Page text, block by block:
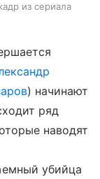
из сериала
) начинают
ряд
наводят
убийца